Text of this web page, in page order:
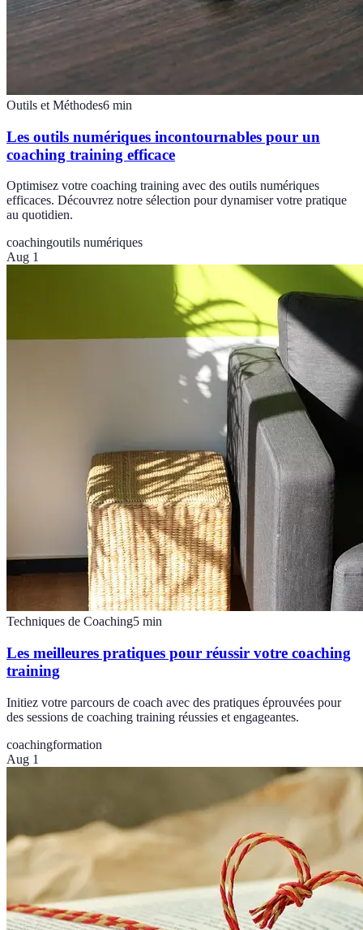
Outils et Méthodes6 min
Les outils numériques incontournables pour un
coaching training efficace
Optimisez votre coaching training avec des outils numériques
efficaces. Découvrez notre sélection pour dynamiser votre pratique
au quotidien.
coachingoutils numériques
Aug 1
Techniques de Coaching5 min
Les meilleures pratiques pour réussir votre coaching
training
Initiez votre parcours de coach avec des pratiques éprouvées pour
des sessions de coaching training réussies et engageantes.
coachingformation
Aug 1